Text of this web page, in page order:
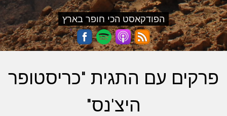
הפודקאסט הכי חופר בארץ
פרקים עם התגית "כריסטופר
היצ'נס"